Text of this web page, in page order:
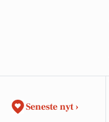
Seneste nyt ›